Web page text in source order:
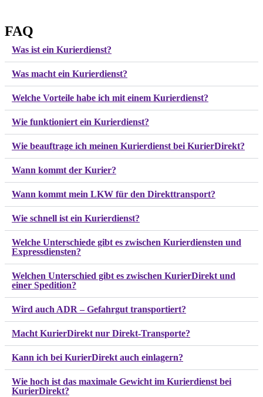
FAQ
Was ist ein Kurierdienst?
Was macht ein Kurierdienst?
Welche Vorteile habe ich mit einem Kurierdienst?
Wie funktioniert ein Kurierdienst?
Wie beauftrage ich meinen Kurierdienst bei KurierDirekt?
Wann kommt der Kurier?
Wann kommt mein LKW für den Direkttransport?
Wie schnell ist ein Kurierdienst?
Welche Unterschiede gibt es zwischen Kurierdiensten und
Expressdiensten?
Welchen Unterschied gibt es zwischen KurierDirekt und
einer Spedition?
Wird auch ADR – Gefahrgut transportiert?
Macht KurierDirekt nur Direkt-Transporte?
Kann ich bei KurierDirekt auch einlagern?
Wie hoch ist das maximale Gewicht im Kurierdienst bei
KurierDirekt?